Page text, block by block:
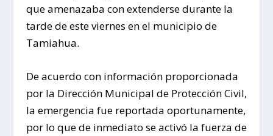
que amenazaba con extenderse durante la
tarde de este viernes en el municipio de
Tamiahua.
De acuerdo con información proporcionada
por la Dirección Municipal de Protección Civil,
la emergencia fue reportada oportunamente,
por lo que de inmediato se activó la fuerza de